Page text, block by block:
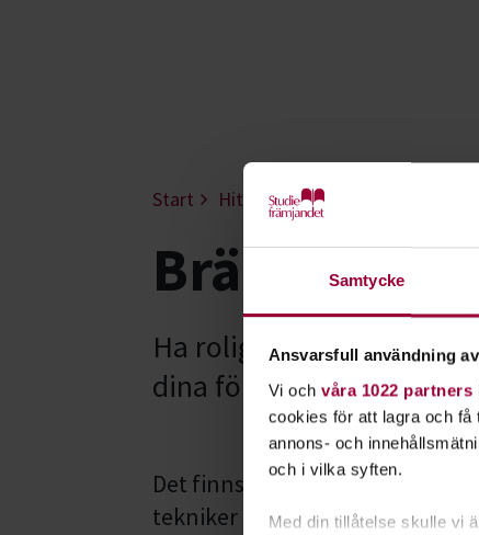
Samtycke
Ansvarsfull användning
Vi och våra 1022 partners
cookies för att lagra och få
annons- och
och i vilka syften.
Med din tillåtelse skulle vi
Start Hitta intresse
Brädspel -
Ha roligt med brädspel
dina förmågor och hitta
Det finns en uppsjö av olika
tekniker att bemästra spelen